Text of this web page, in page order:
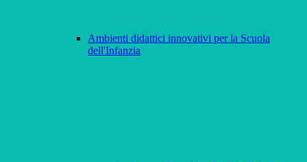
Ambienti didattici innovativi per la Scuola
dell'Infanzia